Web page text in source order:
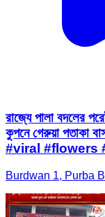
রাজ্যে পালা বদলের
কুপনে গেরুয়া পতাকা
#viral #flowers
Burdwan 1, Purba